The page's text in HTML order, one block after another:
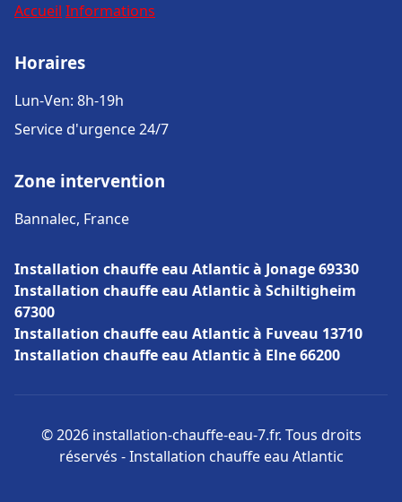
Accueil Informations
Horaires
Lun-Ven: 8h-19h
Service d'urgence 24/7
Zone intervention
Bannalec, France
Installation chauffe eau Atlantic à Jonage 69330
Installation chauffe eau Atlantic à Schiltigheim
67300
Installation chauffe eau Atlantic à Fuveau 13710
Installation chauffe eau Atlantic à Elne 66200
© 2026 installation-chauffe-eau-7.fr. Tous droits
réservés - Installation chauffe eau Atlantic